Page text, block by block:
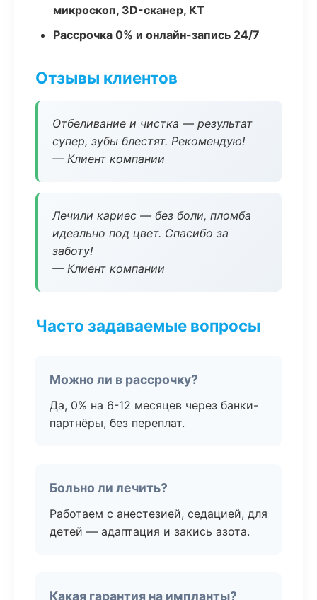
микроскоп, 3D-сканер, КТ
Рассрочка 0% и онлайн-запись 24/7
Отзывы клиентов
Отбеливание и чистка — результат
супер, зубы блестят. Рекомендую!
— Клиент компании
Лечили кариес — без боли, пломба
идеально под цвет. Спасибо за
заботу!
— Клиент компании
Часто задаваемые вопросы
Можно ли в рассрочку?
Да, 0% на 6-12 месяцев через банки-
партнёры, без переплат.
Больно ли лечить?
Работаем с анестезией, седацией, для
детей — адаптация и закись азота.
Какая гарантия на импланты?